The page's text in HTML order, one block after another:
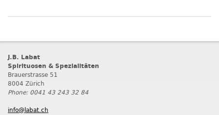
J.B. Labat
Spirituosen & Spezialitäten
Brauerstrasse 51
8004 Zürich
Phone: 0041 43 243 32 84
info@labat.ch